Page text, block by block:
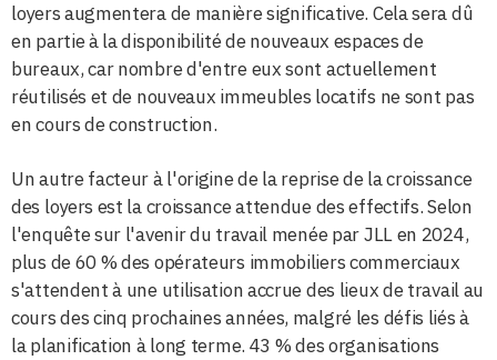
loyers augmentera de manière significative. Cela sera dû
en partie à la disponibilité de nouveaux espaces de
bureaux, car nombre d'entre eux sont actuellement
réutilisés et de nouveaux immeubles locatifs ne sont pas
en cours de construction.
Un autre facteur à l'origine de la reprise de la croissance
des loyers est la croissance attendue des effectifs. Selon
l'enquête sur l'avenir du travail menée par JLL en 2024,
plus de 60 % des opérateurs immobiliers commerciaux
s'attendent à une utilisation accrue des lieux de travail au
cours des cinq prochaines années, malgré les défis liés à
la planification à long terme. 43 % des organisations